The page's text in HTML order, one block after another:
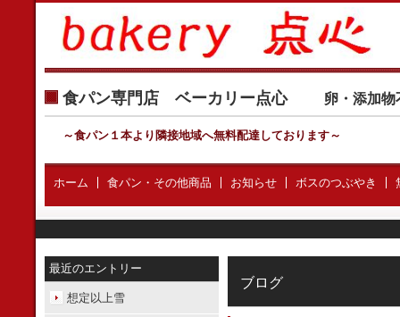
食パン専門店 ベーカリー点心 卵・添加
～食パン１本より隣接地域へ無料配達しております～
ホーム 食パン・その他商品 お知らせ ボスのつぶやき
ブログ
最近のエントリー
想定以上雪